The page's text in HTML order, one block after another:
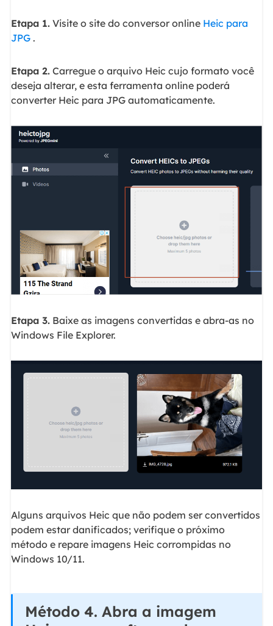
Etapa 1.Visite o site do conversor online Heic para
JPG.
Etapa 2.Carregue o arquivo Heic cujo formato você
deseja alterar, e esta ferramenta online poderá
converter Heic para JPG automaticamente.
Etapa 3.Baixe as imagens convertidas e abra-as no
Windows File Explorer.
Alguns arquivos Heic que não podem ser convertidos
podem estar danificados; verifique o próximo
método e repare imagens Heic corrompidas no
Windows 10/11.
Método 4. Abra a imagem